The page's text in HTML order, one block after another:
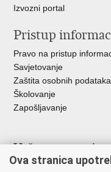
Izvozni portal
Pristup
Pravo na pristup
Savjetovanje
Zaštita osobnih podataka
Školovanje
Zapošljavanje
Važne poveznice
Ministarstvo unutarnjih
Ova stranica